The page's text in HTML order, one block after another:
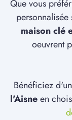
Que vous
maison clé
oeuvrent
Bénéficiez
l'Aisneen